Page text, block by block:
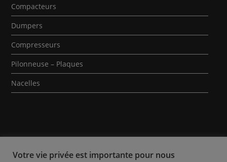
Compacteurs
Dumpers
Compresseurs
Pilonneuse – Plaques
Nacelles
Votre vie privée est importante pour nous